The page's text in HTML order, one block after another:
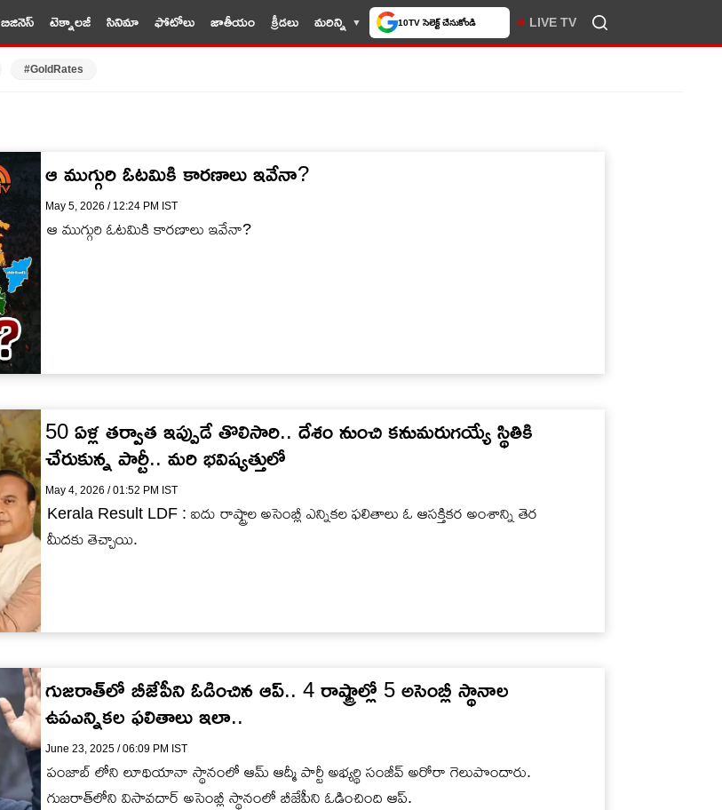
బిజినెస్ టెక్నాలజీ సినిమా ఫోటోలు జాతీయం క్రీడలు మరిన్ని 10TV సెలెక్ట్ చేసుకోండి LIVE TV
#GoldRates
ఆ ముగ్గురి ఓటమికి కారణాలు ఇవేనా?
May 5, 2026 / 12:24 PM IST
ఆ ముగ్గురి ఓటమికి కారణాలు ఇవేనా?
50 ఏళ్ల తర్వాత ఇప్పుడే తొలిసారి.. దేశం నుంచి కనుమరుగయ్యే స్థితికి
చేరుకున్న పార్టీ.. మరి భవిష్యత్తులో
May 4, 2026 / 01:52 PM IST
Kerala Result LDF : ఐదు రాష్ట్రాల అసెంబ్లీ ఎన్నికల ఫలితాలు ఓ ఆసక్తికర అంశాన్ని తెర
మీదకు తెచ్చాయి.
గుజరాత్‌లో బీజేపీని ఓడించిన ఆప్.. 4 రాష్ట్రాల్లో 5 అసెంబ్లీ స్థానాల
ఉపఎన్నికల ఫలితాలు ఇలా..
June 23, 2025 / 06:09 PM IST
పంజాబ్ లోని లూథియానా స్థానంలో ఆమ్‌ ఆద్మీ పార్టీ అభ్యర్థి సంజీవ్‌ అరోరా గెలుపొందారు.
గుజరాత్‌లోని విసావదార్‌ అసెంబ్లీ స్థానంలో బీజేపీని ఓడించింది ఆప్.